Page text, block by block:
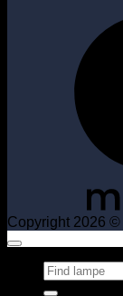
Copyright 2026 ©
Søg
efter: